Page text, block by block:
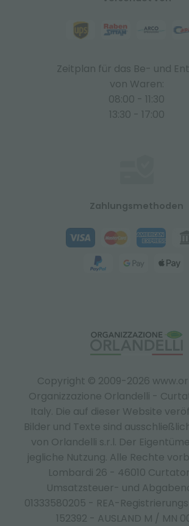
Copyright © 2009-2026
Organizzazione Orlandelli -
Italy. Die auf dieser Website
Bilder und Texte sind
von Orlandelli s.r.l. Der
jegliche Nutzung. Alle Rechte
Lombardi 26 - 46010
Umsatzsteuer- und
01333580205 - REA-
152392 - AUSLAND M / MN
Zeitplan für das Be- und
von Waren:
08:00 - 11:30
13:30 - 17:00
Zahlungsmethoden